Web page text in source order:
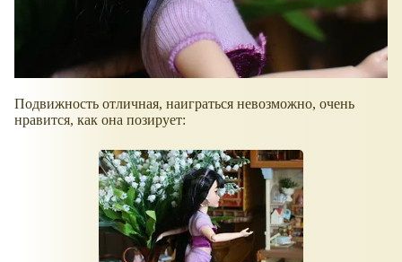
Подвижность отличная, наиграться невозможно, очень
нравится, как она позирует: